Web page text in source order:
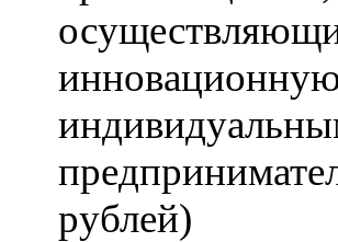
рублей)